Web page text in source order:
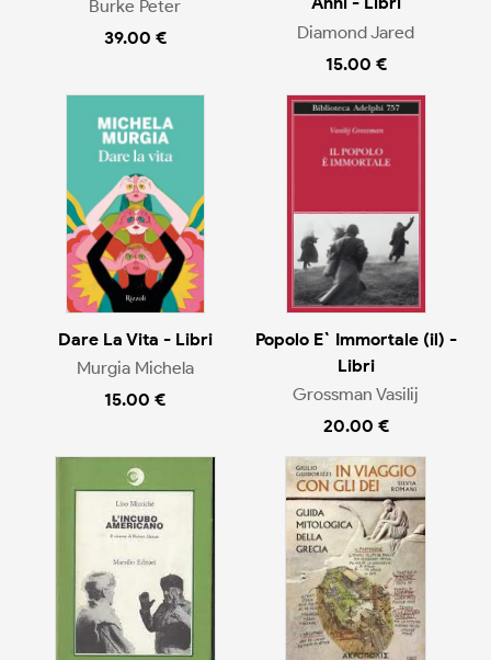
Burke Peter
39.00 €
Diamond Jared
15.00 €
Dare La Vita - Libri
Murgia Michela
15.00 €
Popolo E` Immortale (il) -
Libri
Grossman Vasilij
20.00 €